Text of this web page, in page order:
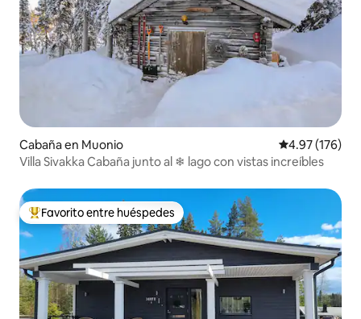
Cabaña en Muonio Calificación
4.97 (176)
Villa Sivakka Cabaña junto al ❄ lago con vistas increíbles
Favorito entre huéspedes preferido
Favorito entre huéspedes